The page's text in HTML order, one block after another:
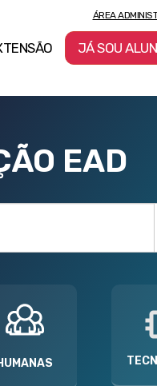
ÁREA
JÁ SOU
EAD